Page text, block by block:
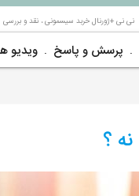
نی نی +ژورنال خربد سیسمونی ، نقد و بررسی
پرسش و پاسخ ویدیو